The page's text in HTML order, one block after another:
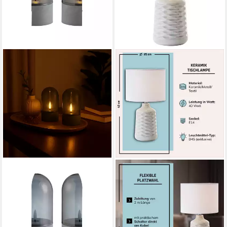
Tischleuchte, LED-Kerzen
Tischleuchten 2er-Set, 16x8
19,99 €
lieferbar - in 3-4 Werktagen bei dir
Tischleuchte, ohne
Tischlampe weißem
Stoffschirm - 42 cm Höhe -